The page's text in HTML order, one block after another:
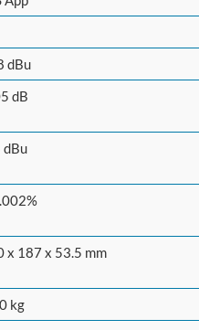
dBu
dB
dBu
x 187 x 53.5 mm
kg